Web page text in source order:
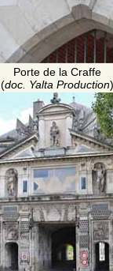
Porte de la Craffe
(doc. Yalta Production)